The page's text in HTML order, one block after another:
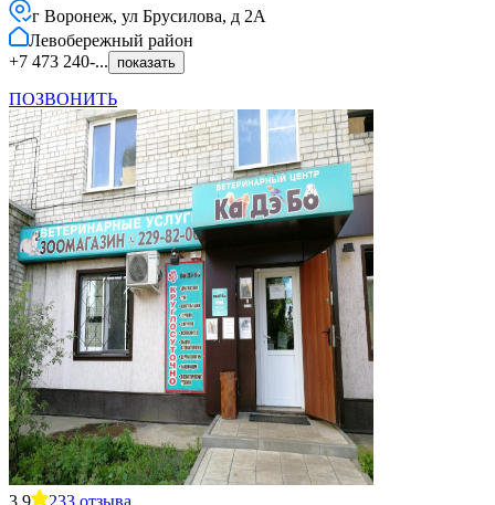
г Воронеж, ул Брусилова, д 2А
Левобережный район
+7 473 240-...
показать
ПОЗВОНИТЬ